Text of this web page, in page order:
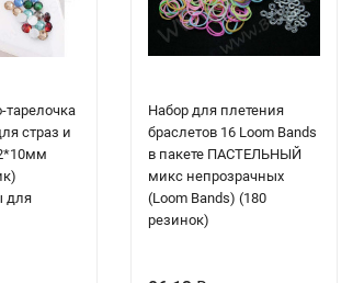
тарелочка
страз и
для
Набор для плетения
браслетов 16 Loom Bands
в пакете ПАСТЕЛЬНЫЙ
микс непрозрачных
(Loom Bands) (180
резинок)